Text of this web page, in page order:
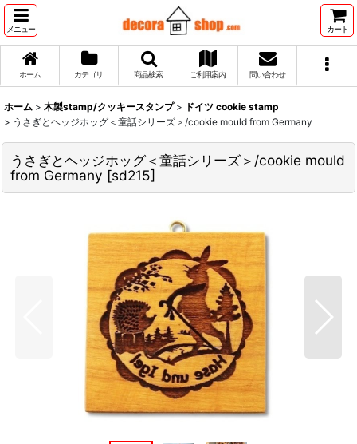
メニュー カート
ホーム カテゴリ 商品検索 ご利用案内 問い合わせ
ホーム > 木製stamp/クッキースタンプ > ドイツ cookie stamp
> うさぎとヘッジホッグ＜童話シリーズ＞/cookie mould from Germany
うさぎとヘッジホッグ＜童話シリーズ＞/cookie mould
from Germany [sd215]